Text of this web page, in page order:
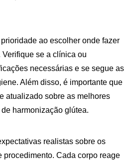
ao escolher onde fazer
se a clínica ou
necessárias e se segue as
Além disso, é importante que
atualizado sobre as melhores
harmonização glútea.
realistas sobre os
procedimento. Cada corpo reage